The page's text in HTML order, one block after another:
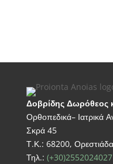
Δοβρίδης Δωρόθεος
Ορθοπεδικά– Ιατρικά
Σκρά 45
Τ.Κ.: 68200, Ορεστιάδα
Τηλ.: (+30)2552024027